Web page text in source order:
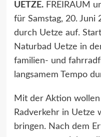
UETZE.FREIRAUM
für Samstag, 20. Juni
durch Uetze auf.
Naturbad Uetze in
familien- und
langsamem Tempo
Mit der Aktion
Radverkehr in Uetze
bringen. Nach dem